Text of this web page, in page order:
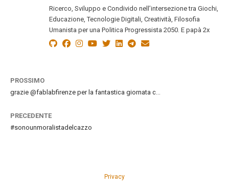
Ricerco, Sviluppo e Condivido nell’intersezione tra Giochi,
Educazione, Tecnologie Digitali, Creatività, Filosofia
Umanista per una Politica Progressista 2050. E papà 2x
PROSSIMO
grazie @fablabfirenze per la fantastica giornata c…
PRECEDENTE
#sonounmoralistadelcazzo
Privacy